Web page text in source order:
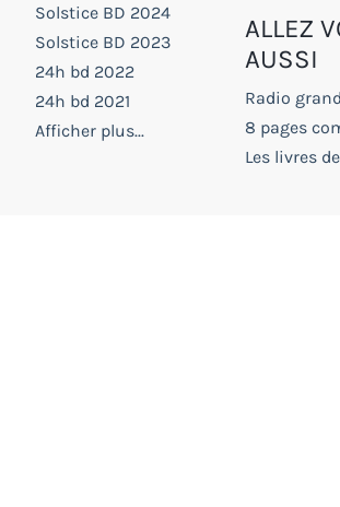
Solstice BD 2024
Solstice BD 2023
24h bd 2022
24h bd 2021
Afficher plus...
ALLEZ
AUSSI
Radio
8 pages
Les livres